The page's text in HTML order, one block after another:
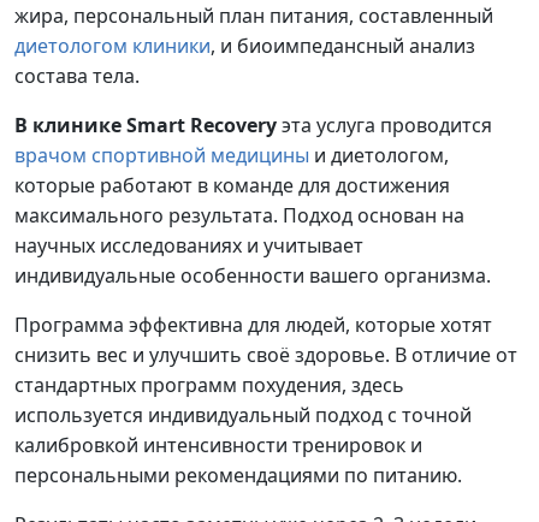
жира, персональный план питания, составленный
диетологом клиники, и биоимпедансный анализ
состава тела.
В клинике Smart Recoveryэта услуга проводится
врачом спортивной медицины и диетологом,
которые работают в команде для достижения
максимального результата. Подход основан на
научных исследованиях и учитывает
индивидуальные особенности вашего организма.
Программа эффективна для людей, которые хотят
снизить вес и улучшить своё здоровье. В отличие от
стандартных программ похудения, здесь
используется индивидуальный подход с точной
калибровкой интенсивности тренировок и
персональными рекомендациями по питанию.